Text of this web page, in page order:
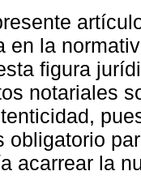
en la
figura
notariales
obligatorio
acarrear la